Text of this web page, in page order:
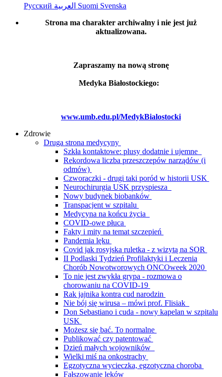
Русский
Suomi Svenska
Strona ma charakter archiwalny i nie jest już
aktualizowana.
Zapraszamy na nową stronę
Medyka Białostockiego:
www.umb.edu.pl/MedykBialostocki
Zdrowie
Druga strona medycyny
Szkła kontaktowe: plusy dodatnie i ujemne
Rekordowa liczba przeszczepów narządów (i
odmów)
Czworaczki - drugi taki poród w historii USK
Neurochirurgia USK przyspiesza
Nowy budynek biobanków
Transpacjent w szpitalu
Medycyna na końcu życia
COVID-owe płuca
Fakty i mity na temat szczepień
Pandemia lęku
Covid jak rosyjska ruletka - z wizytą na SOR
II Podlaski Tydzień Profilaktyki i Leczenia
Chorób Nowotworowych ONCOweek 2020
To nie jest zwykła grypa - rozmowa o
chorowaniu na COVID-19
Rak jajnika kontra cud narodzin
Nie bój się wirusa – mówi prof. Flisiak
Don Sebastiano i cuda - nowy kapelan w szpitalu
USK
Możesz się bać. To normalne
Publikować czy patentować
Dzień małych wojowników
Wielki miś na onkostrachy
Egzotyczna wycieczka, egzotyczna choroba
Fałszowanie leków